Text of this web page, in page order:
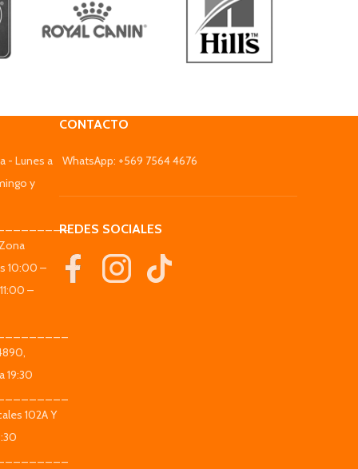
- Lunes a
y
10:00 –
–
19:30
102A Y
CONTACTO
WhatsApp: +569 7564 4676
REDES SOCIALES